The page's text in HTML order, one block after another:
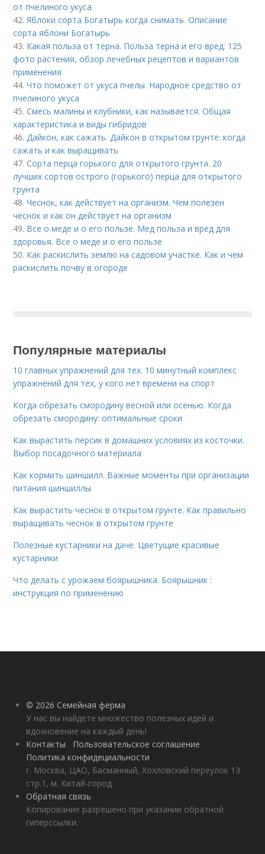
от пчелиного укуса
42.Яблоки сорта Богатырь когда снимать. Описание
сорта яблони Богатырь
43. Какая польза от терна. Польза терна и его вред: 125
фото растения, обзор лечебных рецептов и вариантов
применения
44.Что поможет от укуса пчелы. Народное средство от
пчелиного укуса
45.Смесь малины и клубники, как называется. Общая
характеристика и виды гибридов
46.Дайкон, как сажать. Дайкон в открытом грунте: когда
сажать и как выращивать
47.Сорта перца горького для открытого грунта. 20
лучших сортов острого (горького) перца для открытого
грунта
48.Чеснок, как действует на организм. Чем полезен
чеснок и как он действует на организм
49. Все о меде и о его пользе. Мед польза и вред для
здоровья. Все о меде и о его пользе
50. Как раскислить землю на садовом участке. Как и чем
раскислить почву в огороде
Популярные материалы
10 главных упражнений для тех. 10 минутный комплекс
упражнений для тех, у кого нет времени на спорт
Когда обрезать смородину весной или осенью. Когда
обрезать смородину: оптимальные сроки
Как вырастить персик в домашних условиях из косточки.
Выбор посадочного материала
Как кормить шиншилл. Важные моменты при организации
питания шиншиллы
Как вырастить чеснок в открытом грунте. Как правильно
выращивать чеснок в открытом грунте
Полезные кустарники на даче. Цветущие красивые
кустарники
Что делать с урожаем боярышника. Боярышник :
инструкция по применению
© 2026 Семейная ферма
У нас вы найдете множество полезных идей и
вдохновение на каждый день!
Контакты
Пользовательское соглашение
Политика конфидециальности
г. Москва, ЦАО, Басманный, Хохловский переулок 13
стр.1, м. Китай-город
Обратная связь
Копирование разрешено при указании обратной
гиперссылки.